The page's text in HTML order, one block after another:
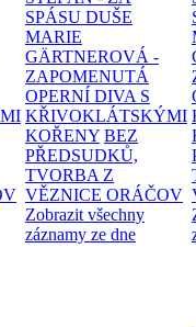
SPÁSU DUŠE
MARIE
GÄRTNEROVÁ -
ZAPOMENUTÁ
OPERNÍ DIVA S
KŘIVOKLÁTSKÝMI
KOŘENY BEZ
PŘEDSUDKŮ,
TVORBA Z
VĚZNICE ORÁČOV
Zobrazit všechny
záznamy ze dne